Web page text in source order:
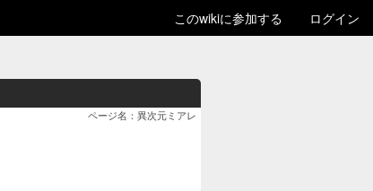
このwikiに参加する ログイン
ページ名：異次元ミアレ